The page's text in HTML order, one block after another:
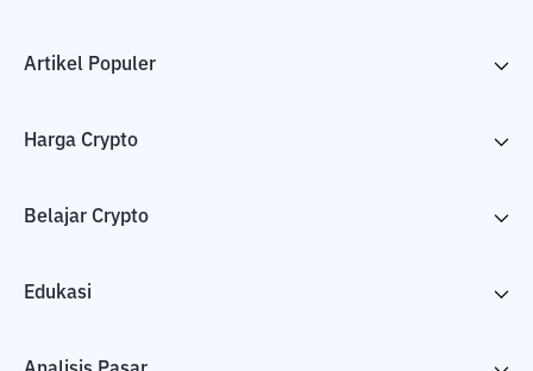
Artikel Populer
Harga Crypto
Belajar Crypto
Edukasi